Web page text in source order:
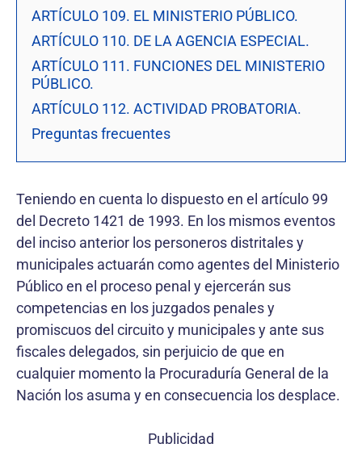
ARTÍCULO 109. EL MINISTERIO PÚBLICO.
ARTÍCULO 110. DE LA AGENCIA ESPECIAL.
ARTÍCULO 111. FUNCIONES DEL MINISTERIO
PÚBLICO.
ARTÍCULO 112. ACTIVIDAD PROBATORIA.
Preguntas frecuentes
Teniendo en cuenta lo dispuesto en el artículo 99
del Decreto 1421 de 1993. En los mismos eventos
del inciso anterior los personeros distritales y
municipales actuarán como agentes del Ministerio
Público en el proceso penal y ejercerán sus
competencias en los juzgados penales y
promiscuos del circuito y municipales y ante sus
fiscales delegados, sin perjuicio de que en
cualquier momento la Procuraduría General de la
Nación los asuma y en consecuencia los desplace.
Publicidad